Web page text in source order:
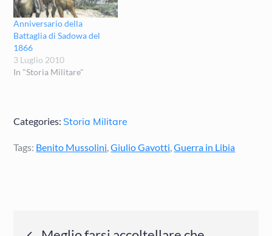
Anniversario della
Battaglia di Sadowa del
1866
3 Luglio 2010
In "Storia Militare"
Categories: Storia Militare
Tags: Benito Mussolini,Giulio Gavotti,Guerra in Libia
Navigazione